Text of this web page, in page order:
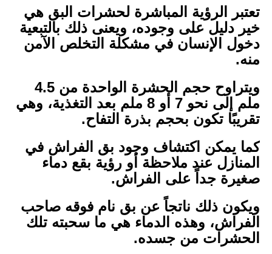
تعتبر الرؤية المباشرة لحشرات البق هي
خير دليل على وجوده، ويعنى ذلك بالتبعية
دخول الإنسان في مشكلة التخلص الآمن
منه.
ويتراوح حجم الحشرة الواحدة من 4.5
ملم إلى نحو 7 أو 8 ملم بعد التغذية، وهي
تقريبًا تكون بحجم بذرة التفاح.
كما يمكن اكتشاف وجود بق الفراش في
المنازل عند ملاحظة أو رؤية بقع دماء
صغيرة جداً على الفراش.
ويكون ذلك ناتجاً عن بق نام فوقه صاحب
الفراش، وهذه الدماء هي ما سحبته تلك
الحشرات من جسده.